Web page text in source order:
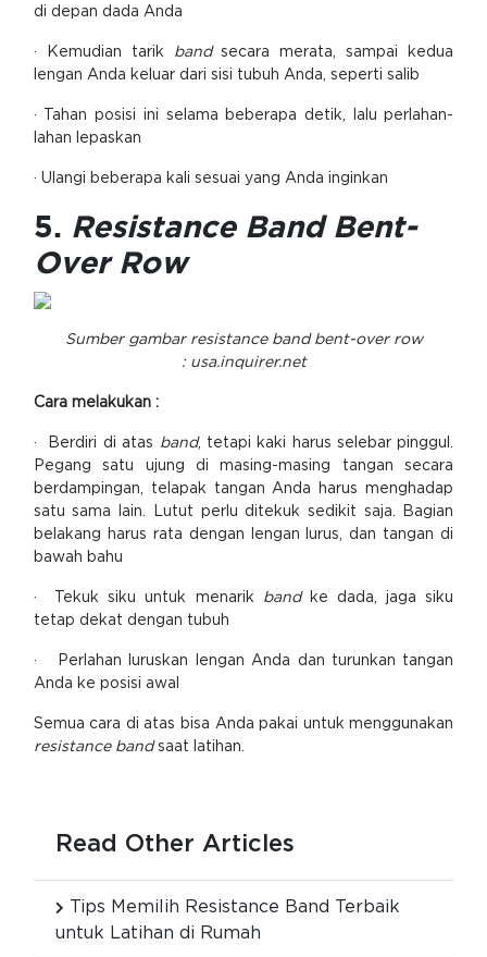
di depan dada Anda
· Kemudian tarik bandsecara merata, sampai kedua
lengan Anda keluar dari sisi tubuh Anda, seperti salib
· Tahan posisi ini selama beberapa detik, lalu perlahan-
lahan lepaskan
· Ulangi beberapa kali sesuai yang Anda inginkan
5. Resistance Band Bent-
Over Row
Sumber gambar resistance band bent-over row
: usa.inquirer.net
Cara melakukan :
· Berdiri di atas band, tetapi kaki harus selebar pinggul.
Pegang satu ujung di masing-masing tangan secara
berdampingan, telapak tangan Anda harus menghadap
satu sama lain. Lutut perlu ditekuk sedikit saja. Bagian
belakang harus rata dengan lengan lurus, dan tangan di
bawah bahu
· Tekuk siku untuk menarik bandke dada, jaga siku
tetap dekat dengan tubuh
· Perlahan luruskan lengan Anda dan turunkan tangan
Anda ke posisi awal
Semua cara di atas bisa Anda pakai untuk menggunakan
resistance bandsaat latihan.
Read Other Articles
Tips Memilih Resistance Band Terbaik
untuk Latihan di Rumah